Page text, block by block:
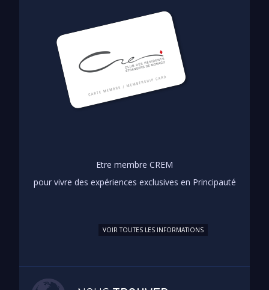
Etre membre CREM
pour vivre des expériences exclusives en Principauté
VOIR TOUTES LES INFORMATIONS